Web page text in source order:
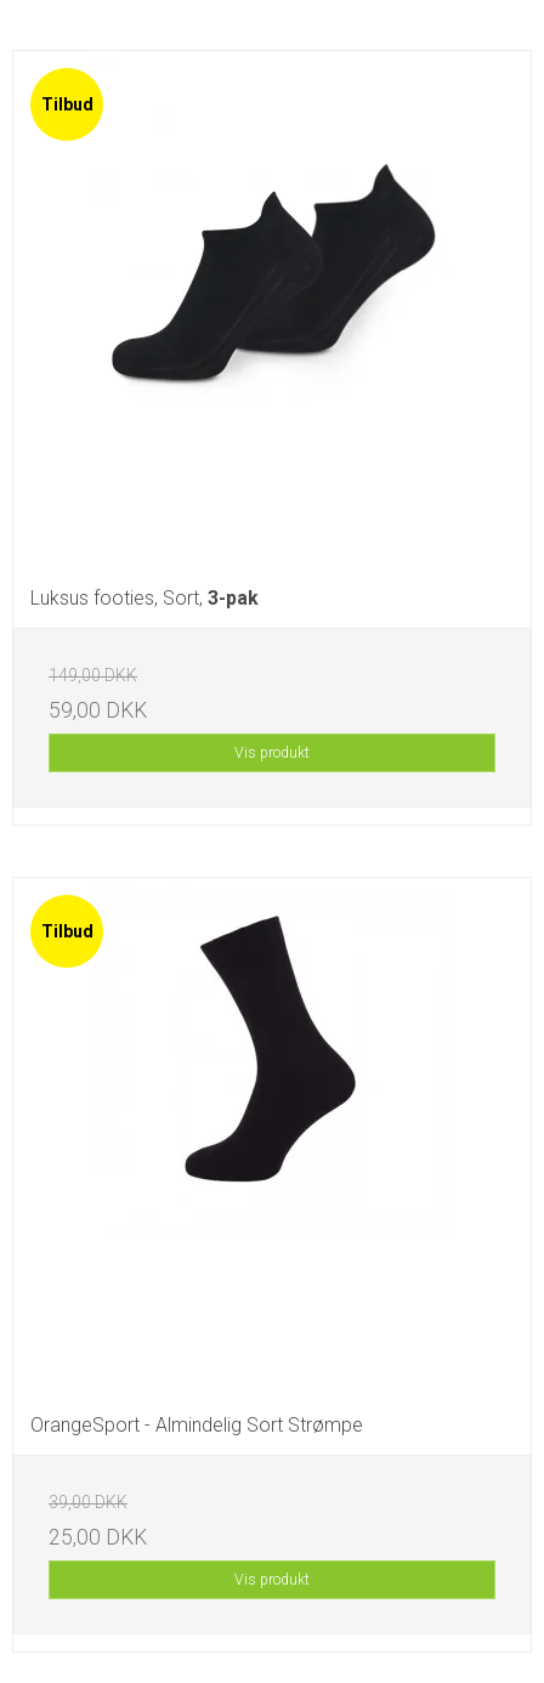
Tilbud
Luksus footies, Sort, 3-pak
149,00 DKK
59,00 DKK
Vis produkt
Tilbud
OrangeSport - Almindelig Sort Strømpe
39,00 DKK
25,00 DKK
Vis produkt